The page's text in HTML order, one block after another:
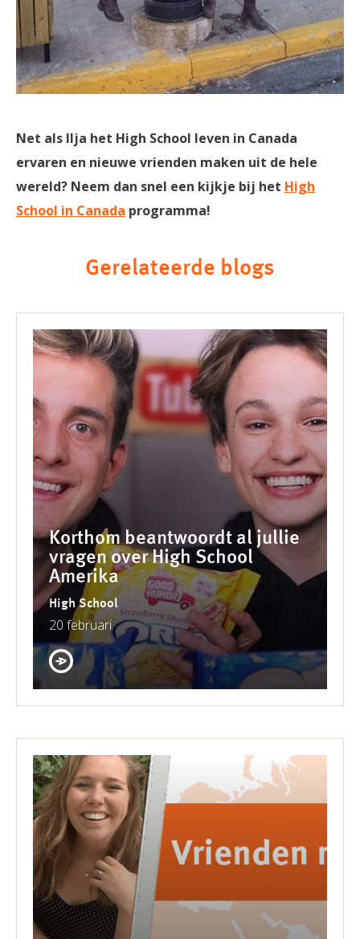
Net als Ilja het High School leven in Canada
ervaren en nieuwe vrienden maken uit de hele
wereld? Neem dan snel een kijkje bij het High
School in Canada programma!
Gerelateerde blogs
Korthom beantwoordt al jullie
vragen over High School
Amerika
High School
20 februari